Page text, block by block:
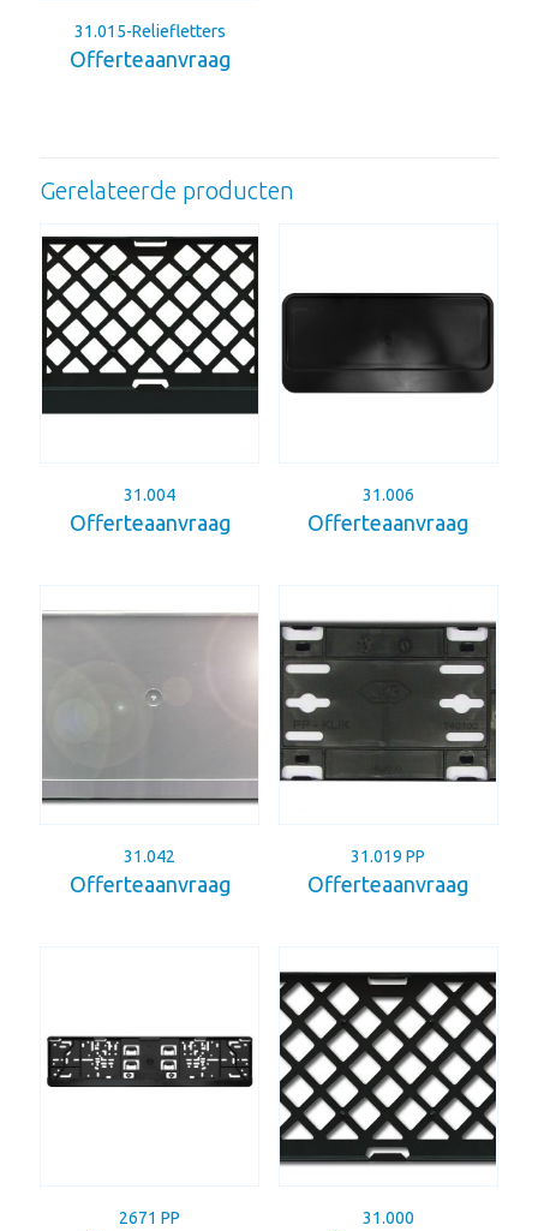
31.015-Reliefletters
Offerteaanvraag
Gerelateerde producten
31.004
Offerteaanvraag
31.006
Offerteaanvraag
31.042
Offerteaanvraag
31.019 PP
Offerteaanvraag
2671 PP 31.000